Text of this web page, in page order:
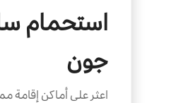
استحمام
جون
اعثر على أماكن إقامة